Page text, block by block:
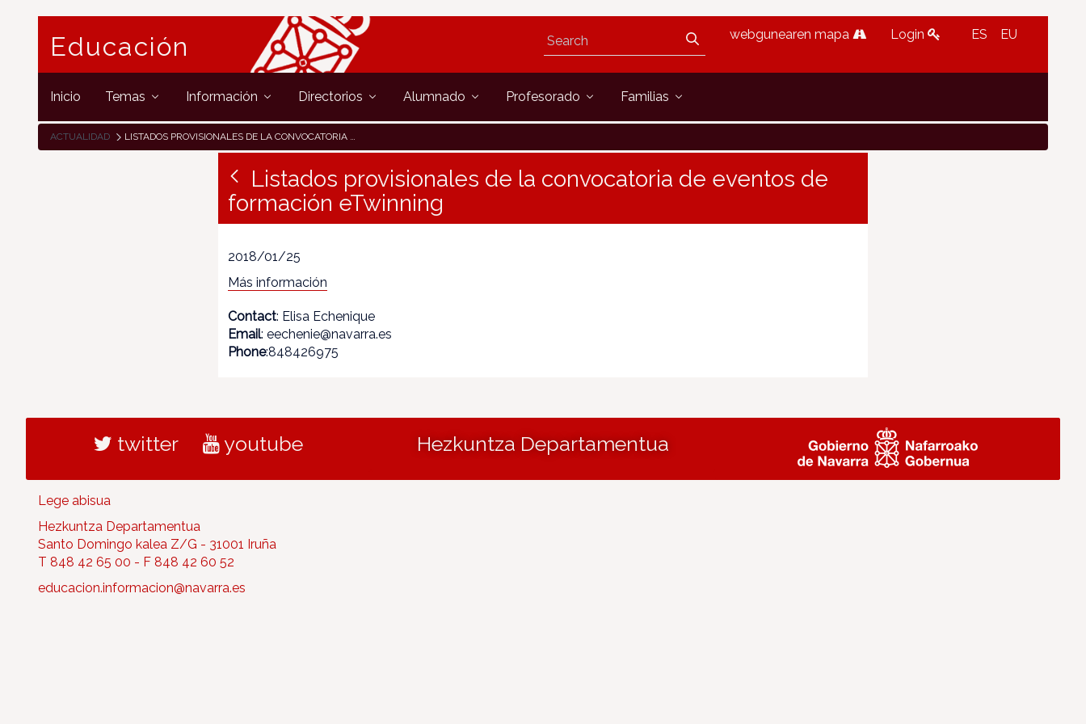
Educación webgunearen mapa Login ES EU
Inicio Temas Información Directorios Alumnado Profesorado Familias
ACTUALIDAD LISTADOS PROVISIONALES DE LA CONVOCATORIA DE EVENTOS DE FORMACIÓN ETWINNING
Listados provisionales de la convocatoria de eventos de
formación eTwinning
2018/01/25
Más información
Contact: Elisa Echenique
Email: eechenie@navarra.es
Phone:848426975
twitter youtube Hezkuntza Departamentua
Lege abisua
Hezkuntza Departamentua
Santo Domingo kalea Z/G - 31001 Iruña
T 848 42 65 00 - F 848 42 60 52
educacion.informacion@navarra.es